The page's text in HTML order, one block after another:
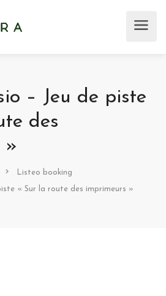
– Jeu de piste
des
»
Listeo booking
« Sur la route des imprimeurs »